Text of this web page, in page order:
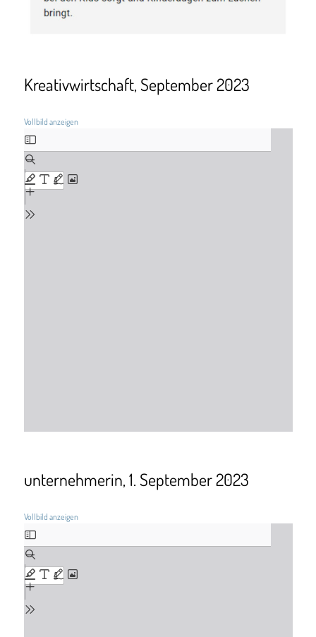
Kreativwirtschaft, September 2023
Vollbild anzeigen
unternehmerin, 1. September 2023
Vollbild anzeigen